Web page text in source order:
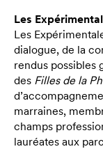
Les
Les
dialogue, de la
rendus possibles
des Filles de la
marraines,
champs
lauréates aux